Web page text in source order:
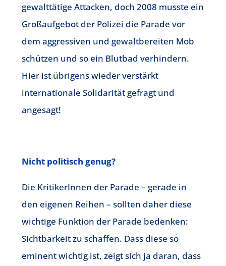
gewalttätige Attacken, doch 2008 musste ein
Großaufgebot der Polizei die Parade vor
dem aggressiven und gewaltbereiten Mob
schützen und so ein Blutbad verhindern.
Hier ist übrigens wieder verstärkt
internationale Solidarität gefragt und
angesagt!
Nicht politisch genug?
Die KritikerInnen der Parade – gerade in
den eigenen Reihen – sollten daher diese
wichtige Funktion der Parade bedenken:
Sichtbarkeit zu schaffen. Dass diese so
eminent wichtig ist, zeigt sich ja daran, dass